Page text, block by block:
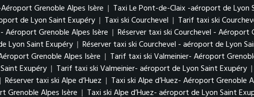
Grenoble Alpes Isère | Taxi Le Pont-de-Claix -aéroport de Lyon
de Lyon Saint Exupéry | Taxi ski Courchevel | Tarif taxi ski
Aéroport Grenoble Alpes Isère | Réserver taxi ski Courchevel - Aéroport
Lyon Saint Exupéry | Réserver taxi ski Courchevel - aéroport de Lyon
Grenoble Alpes Isère | Tarif taxi ski Valmeinier- Aéroport
Exupéry | Tarif taxi ski Valmeinier- aéroport de Lyon Saint Exupéry |
| Réserver taxi ski Alpe d’Huez | Taxi ski Alpe d’Huez- Aéroport Grenoble
Grenoble Alpes Isère | Taxi ski Alpe d’Huez- aéroport de Lyon Saint